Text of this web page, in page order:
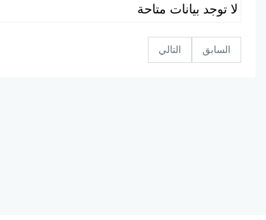
لا توجد بيانات متاحة
السابق التالي